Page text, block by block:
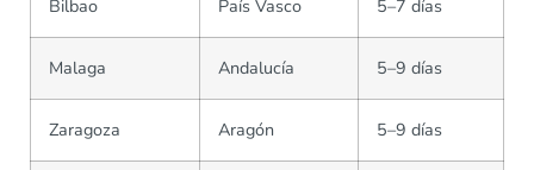
Bilbao País Vasco 5–7 días
Malaga Andalucía 5–9 días
Zaragoza Aragón 5–9 días